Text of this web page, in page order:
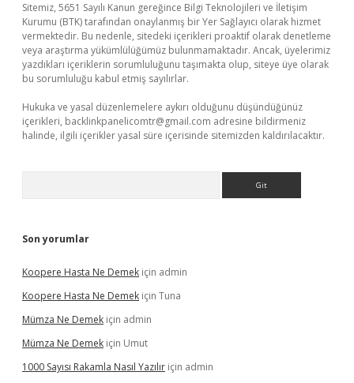
Sitemiz, 5651 Sayılı Kanun gereğince Bilgi Teknolojileri ve İletişim
Kurumu (BTK) tarafından onaylanmış bir Yer Sağlayıcı olarak hizmet
vermektedir. Bu nedenle, sitedeki içerikleri proaktif olarak denetleme
veya araştırma yükümlülüğümüz bulunmamaktadır. Ancak, üyelerimiz
yazdıkları içeriklerin sorumluluğunu taşımakta olup, siteye üye olarak
bu sorumluluğu kabul etmiş sayılırlar.
Hukuka ve yasal düzenlemelere aykırı olduğunu düşündüğünüz
içerikleri, backlinkpanelicomtr@gmail.com adresine bildirmeniz
halinde, ilgili içerikler yasal süre içerisinde sitemizden kaldırılacaktır.
Son yorumlar
Koopere Hasta Ne Demek için admin
Koopere Hasta Ne Demek için Tuna
Mümza Ne Demek için admin
Mümza Ne Demek için Umut
1000 Sayısı Rakamla Nasıl Yazılır için admin